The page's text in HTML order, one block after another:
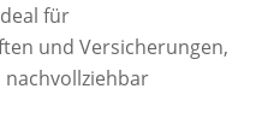
für
und Versicherungen,